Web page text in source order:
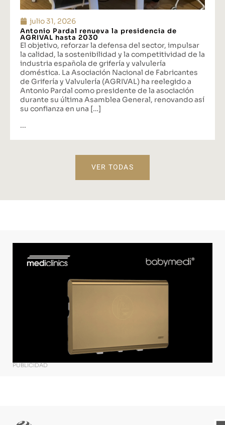
julio 31, 2026
Antonio Pardal renueva la presidencia de
AGRIVAL hasta 2030
El objetivo, reforzar la defensa del sector, impulsar
la calidad, la sostenibilidad y la competitividad de la
industria española de grifería y valvulería
doméstica. La Asociación Nacional de Fabricantes
de Grifería y Valvulería (AGRIVAL) ha reelegido a
Antonio Pardal como presidente de la asociación
durante su última Asamblea General, renovando así
su confianza en una […]
...
VER TODAS
PUBLICIDAD